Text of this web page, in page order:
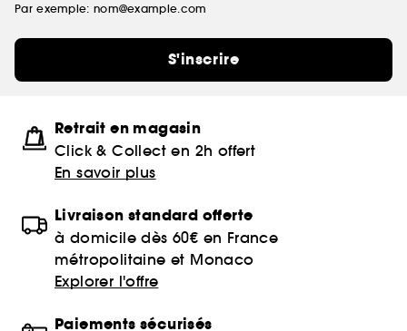
Par exemple: nom@example.com
S'inscrire
Retrait en magasin
Click & Collect en 2h offert
En savoir plus
Livraison standard offerte
à domicile dès 60€ en France
métropolitaine et Monaco
Explorer l'offre
Paiements sécurisés